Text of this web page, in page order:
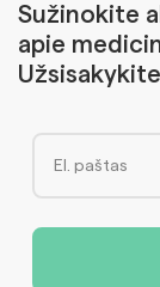
Sužinokite
apie